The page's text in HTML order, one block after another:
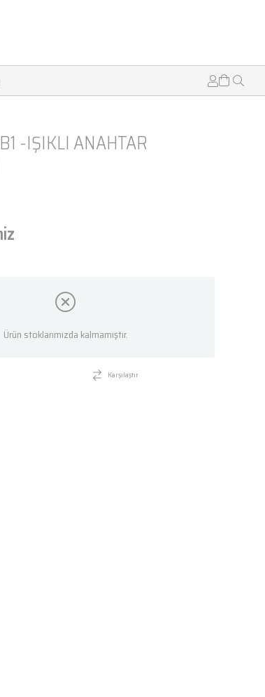
-IŞIKLI ANAHTAR
Ürün stoklarımızda kalmamıştır.
Karşılaştır